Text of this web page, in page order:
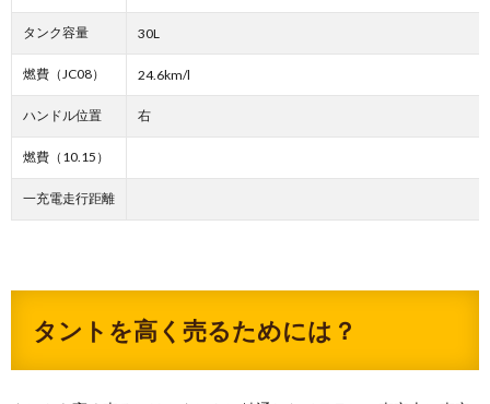
タンク容量 30L
燃費（JC08） 24.6km/l
ハンドル位置 右
燃費（10.15）
一充電走行距離
タントを高く売るためには？